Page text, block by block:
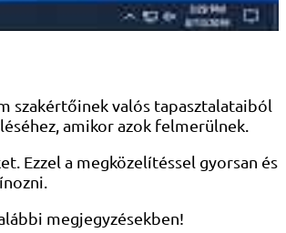
szakértőinek valós tapasztalataiból
amikor azok felmerülnek.
Ezzel a megközelítéssel gyorsan és
megjegyzésekben!